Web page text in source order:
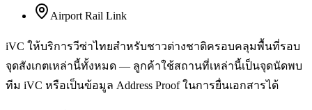
Airport Rail Link
iVC ให้บริการวีซ่าไทยสำหรับชาวต่างชาติครอบคลุมพื้นที่รอบ
จุดสังเกตเหล่านี้ทั้งหมด — ลูกค้าใช้สถานที่เหล่านี้เป็นจุดนัดพบ
ทีม iVC หรือเป็นข้อมูล Address Proof ในการยื่นเอกสารได้